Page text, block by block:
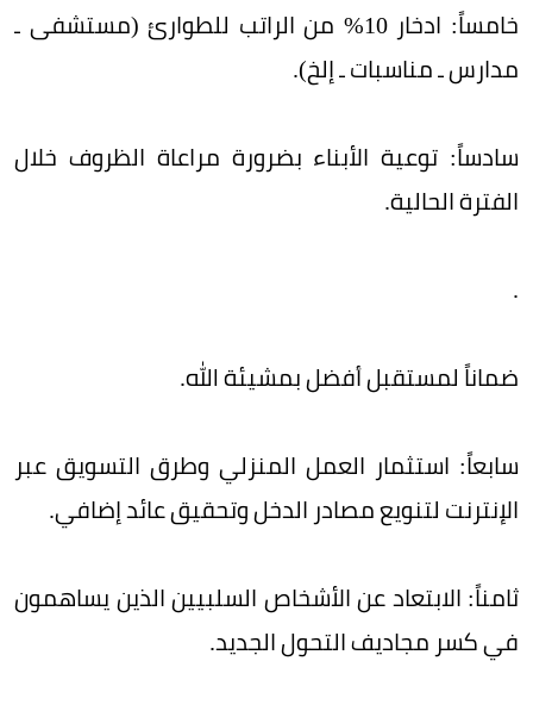
خامساً: ادخار 10% من الراتب للطوارئ (مستشفى ـ
مدارس ـ مناسبات ـ إلخ).
سادساً: توعية الأبناء بضرورة مراعاة الظروف خلال
الفترة الحالية.
.
ضماناً لمستقبل أفضل بمشيئة الله.
سابعاً: استثمار العمل المنزلي وطرق التسويق عبر
الإنترنت لتنويع مصادر الدخل وتحقيق عائد إضافي.
ثامناً: الابتعاد عن الأشخاص السلبيين الذين يساهمون
في كسر مجاديف التحول الجديد.